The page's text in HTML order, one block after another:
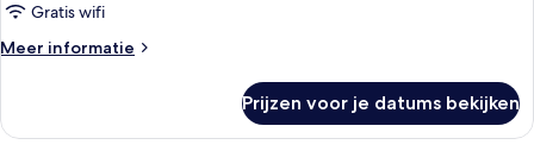
Gratis wifi
Meer informatie
Meer
Prijzen voor je datums bekijken